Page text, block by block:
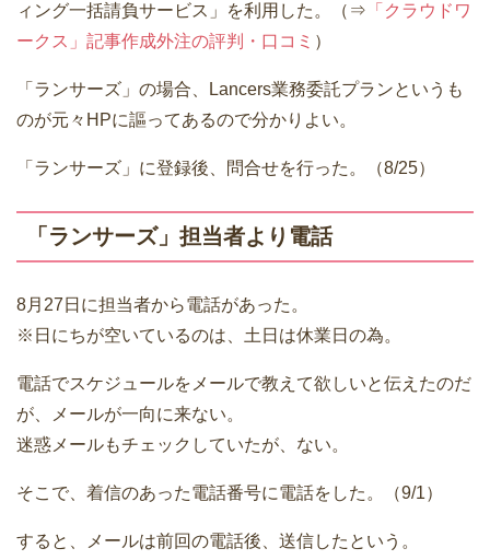
ィング一括請負サービス」を利用した。（⇒ 「クラウドワ
ークス」記事作成外注の評判・口コミ ）
「ランサーズ」の場合、Lancers業務委託プランというも
のが元々HPに謳ってあるので分かりよい。
「ランサーズ」に登録後、問合せを行った。（8/25）
「ランサーズ」担当者より電話
8月27日に担当者から電話があった。
※日にちが空いているのは、土日は休業日の為。
電話でスケジュールをメールで教えて欲しいと伝えたのだ
が、メールが一向に来ない。
迷惑メールもチェックしていたが、ない。
そこで、着信のあった電話番号に電話をした。（9/1）
すると、メールは前回の電話後、送信したという。